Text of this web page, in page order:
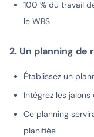
100 % du travail
le WBS
2. Un planning de
Établissez un
Intégrez les
Ce planning
planifiée